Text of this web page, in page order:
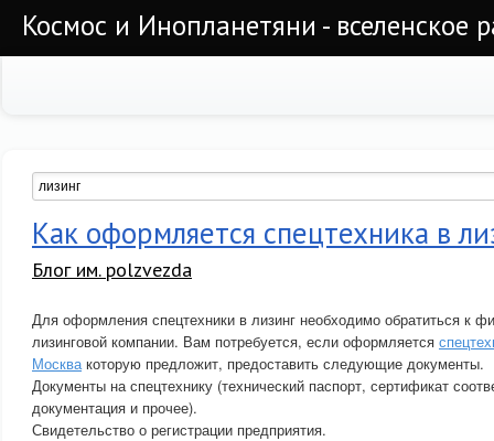
Космос и Инопланетяни - вселенское
Как оформляется спецтехника в
Блог им. polzvezda
Для оформления спецтехники в лизинг необходимо обратиться к
лизинговой компании. Вам потребуется, если оформляется
Москвакоторую предложит, предоставить следующие документы.
Документы на спецтехнику (технический паспорт, сертификат
документация и прочее).
Свидетельство о регистрации предприятия.